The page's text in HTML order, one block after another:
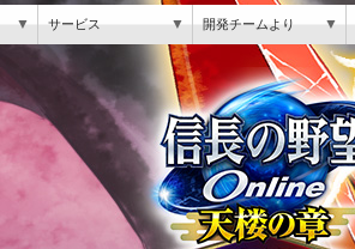
▼ サービス ▼ 開発チームより ▼